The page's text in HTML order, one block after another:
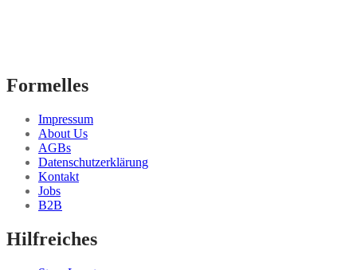
Formelles
Impressum
About Us
AGBs
Datenschutzerklärung
Kontakt
Jobs
B2B
Hilfreiches